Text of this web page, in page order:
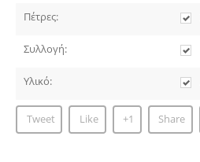
Πέτρες:
Συλλογή:
Υλικό:
Tweet Like +1 Share